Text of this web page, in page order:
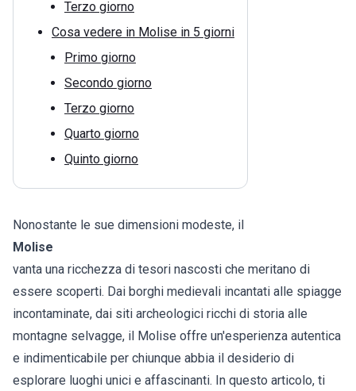
Terzo giorno
Cosa vedere in Molise in 5 giorni
Primo giorno
Secondo giorno
Terzo giorno
Quarto giorno
Quinto giorno
Nonostante le sue dimensioni modeste, il
Molise
vanta una ricchezza di tesori nascosti che meritano di
essere scoperti. Dai borghi medievali incantati alle spiagge
incontaminate, dai siti archeologici ricchi di storia alle
montagne selvagge, il Molise offre un'esperienza autentica
e indimenticabile per chiunque abbia il desiderio di
esplorare luoghi unici e affascinanti. In questo articolo, ti